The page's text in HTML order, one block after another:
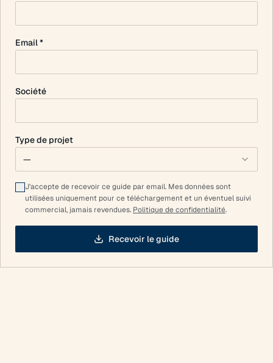
Email *
Société
Type de projet
—
J'accepte de recevoir ce guide par email. Mes données sont
utilisées uniquement pour ce téléchargement et un éventuel suivi
commercial, jamais revendues. Politique de confidentialité.
Recevoir le guide